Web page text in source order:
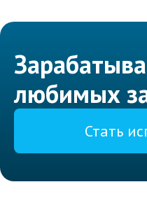
любимых
Стать